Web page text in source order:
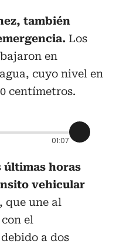
también
Los
en
cuyo nivel en
centímetros.
01:07
últimas horas
vehicular
, que une al
el
a dos